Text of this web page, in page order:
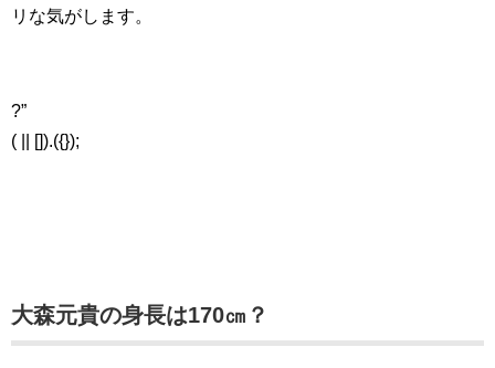
リな気がします。
?”
( || []).({});
大森元貴の身長は170㎝？